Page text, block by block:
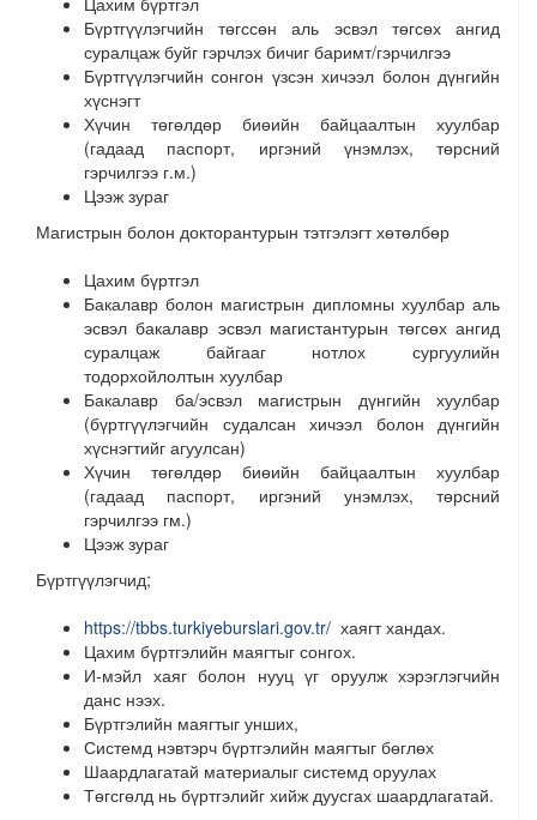
Бүртгүүлэгчийн төгссөн аль эсвэл төгсөх ангид
суралцаж буйг гэрчлэх бичиг баримт/гэрчилгээ
Бүртгүүлэгчийн сонгон үзсэн хичээл болон дүнгийн
хүснэгт
Хүчин төгөлдөр биөийн байцаалтын хуулбар
(гадаад паспорт, иргэний үнэмлэх, төрсний
гэрчилгээ г.м.)
Цээж зураг
Магистрын болон докторантурын тэтгэлэгт хөтөлбөр
Цахим бүртгэл
Бакалавр болон магистрын дипломны хуулбар аль
эсвэл бакалавр эсвэл магистантурын төгсөх ангид
суралцаж байгааг нотлох сургуулийн
тодорхойлолтын хуулбар
Бакалавр ба/эсвэл магистрын дүнгийн хуулбар
(бүртгүүлэгчийн судалсан хичээл болон дүнгийн
хүснэгтийг агуулсан)
Хүчин төгөлдөр биөийн байцаалтын хуулбар
(гадаад паспорт, иргэний унэмлэх, төрсний
гэрчилгээ гм.)
Цээж зураг
Бүртгүүлэгчид;
https://tbbs.turkiyeburslari.gov.tr/ хаягт хандах.
Цахим бүртгэлийн маягтыг сонгох.
И-мэйл хаяг болон нууц үг оруулж хэрэглэгчийн
данс нээх.
Бүртгэлийн маягтыг унших,
Системд нэвтэрч бүртгэлийн маягтыг бөглөх
Шаардлагатай материалыг системд оруулах
Төгсгөлд нь бүртгэлийг хийж дуусгах шаардлагатай.